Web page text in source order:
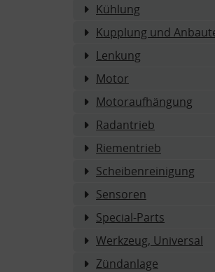
Kühlung
Kupplung und
Lenkung
Motor
Motoraufhängung
Radantrieb
Riementrieb
Scheibenreinigung
Sensoren
Special-Parts
Werkzeug, Universal
Zündanlage